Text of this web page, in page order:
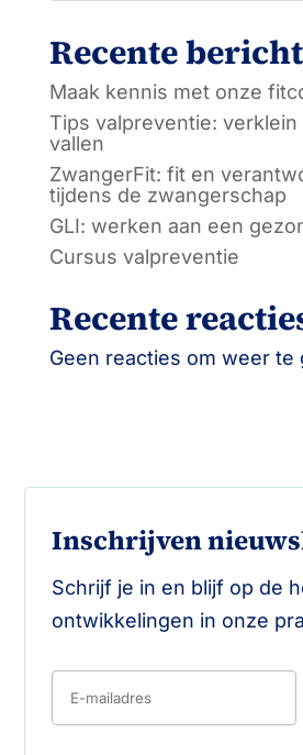
Recente
Maak kennis met onze
Tips valpreventie: verklein
vallen
ZwangerFit: fit en
tijdens de zwangerschap
GLI: werken aan een
Cursus valpreventie
Recente
Geen reacties om weer te
Inschrijven
Schrijf je in en blijf op de
ontwikkelingen in onze